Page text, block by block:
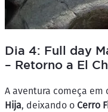
Dia 4: Full day
– Retorno a El
A aventura começa
Hija, deixando o Cerro